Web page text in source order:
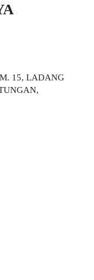
15, LADANG